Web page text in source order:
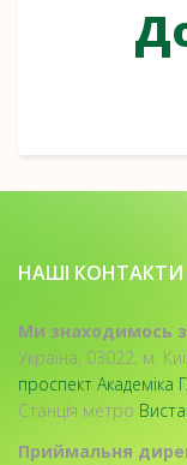
НАШІ КОНТАКТИ
Ми знаходимось
Україна, 03022, м.
проспект Академіка
Станція метро
Приймальня